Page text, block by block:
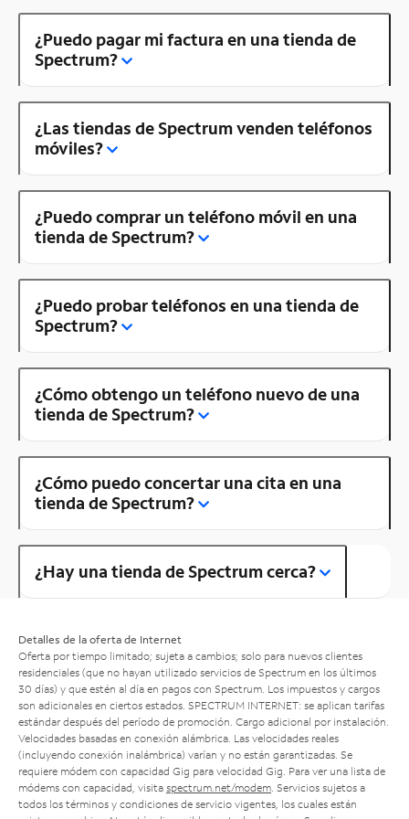
¿Puedo pagar mi factura en una tienda de
Spectrum?
¿Las tiendas de Spectrum venden teléfonos
móviles?
¿Puedo comprar un teléfono móvil en una
tienda de Spectrum?
¿Puedo probar teléfonos en una tienda de
Spectrum?
¿Cómo obtengo un teléfono nuevo de una
tienda de Spectrum?
¿Cómo puedo concertar una cita en una
tienda de Spectrum?
¿Hay una tienda de Spectrum cerca?
Detalles de la oferta de Internet
Oferta por tiempo limitado; sujeta a cambios; solo para nuevos clientes
residenciales (que no hayan utilizado servicios de Spectrum en los últimos
30 días) y que estén al día en pagos con Spectrum. Los impuestos y cargos
son adicionales en ciertos estados. SPECTRUM INTERNET: se aplican tarifas
estándar después del período de promoción. Cargo adicional por instalación.
Velocidades basadas en conexión alámbrica. Las velocidades reales
(incluyendo conexión inalámbrica) varían y no están garantizadas. Se
requiere módem con capacidad Gig para velocidad Gig. Para ver una lista de
módems con capacidad, visita spectrum.net/modem . Servicios sujetos a
todos los términos y condiciones de servicio vigentes, los cuales están